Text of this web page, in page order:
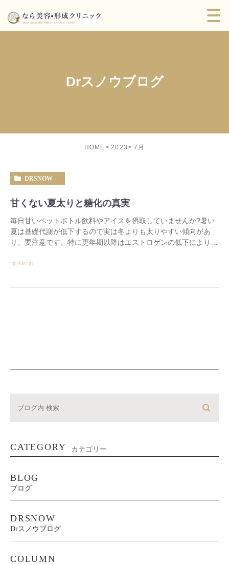
Drスノウブログ
HOME 2023 7月
DRSNOW
甘くない夏太りと糖化の真実
毎日甘いペットボトル飲料やアイスを摂取していませんか?暑い
夏は基礎代謝が低下するので実は冬よりも太りやすい傾向があ
り、要注意です。特に更年期以降はエストロゲンの低下により、
2023.07.07
CATEGORY カテゴリー
BLOG
ブログ
DRSNOW
Drスノウブログ
COLUMN